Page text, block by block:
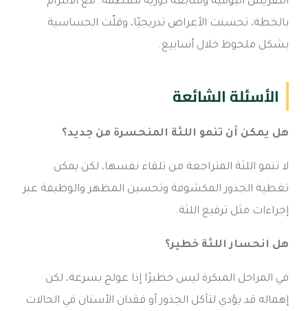
بالخطة، تحسنت الأعراض تدريجيًا، وقلّت الحساسية
بشكل ملحوظ خلال أسابيع.
الأسئلة الشائعة
هل يمكن أن تنمو اللثة المنحسرة من جديد؟
لا تنمو اللثة المتراجعة من تلقاء نفسها، لكن يمكن
تغطية الجذور المكشوفة وتحسين المظهر والوظيفة عبر
إجراءات مثل ترقيع اللثة.
هل انحسار اللثة خطير؟
في المراحل المبكرة ليس خطيرًا إذا عولج بسرعة، لكن
إهماله قد يؤدي لتآكل الجذور أو فقدان الأسنان في الحالات